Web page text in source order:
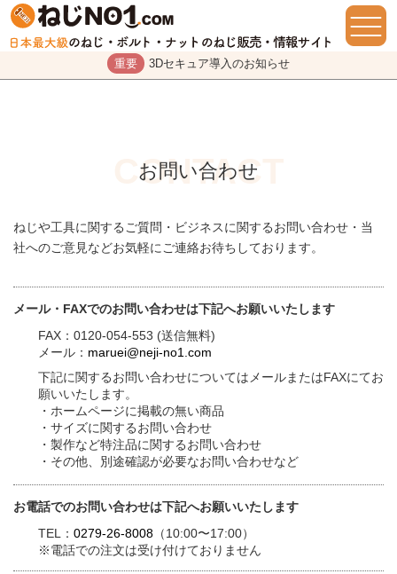
重要 3Dセキュア導入のお知らせ
お問い合わせ
ねじや工具に関するご質問・ビジネスに関するお問い合わせ・当
社へのご意見などお気軽にご連絡お待ちしております。
メール・FAXでのお問い合わせは下記へお願いいたします
FAX：0120-054-553 (送信無料)
メール： maruei@neji-no1.com
下記に関するお問い合わせについてはメールまたはFAXにてお
願いいたします。
・ホームページに掲載の無い商品
・サイズに関するお問い合わせ
・製作など特注品に関するお問い合わせ
・その他、別途確認が必要なお問い合わせなど
お電話でのお問い合わせは下記へお願いいたします
TEL： 0279-26-8008 （10:00〜17:00）
※電話での注文は受け付けておりません